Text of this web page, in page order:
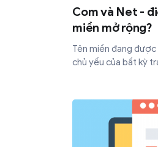
Com và Net -
miền mở rộng?
Tên miền đang
chủ yếu của bất kỳ